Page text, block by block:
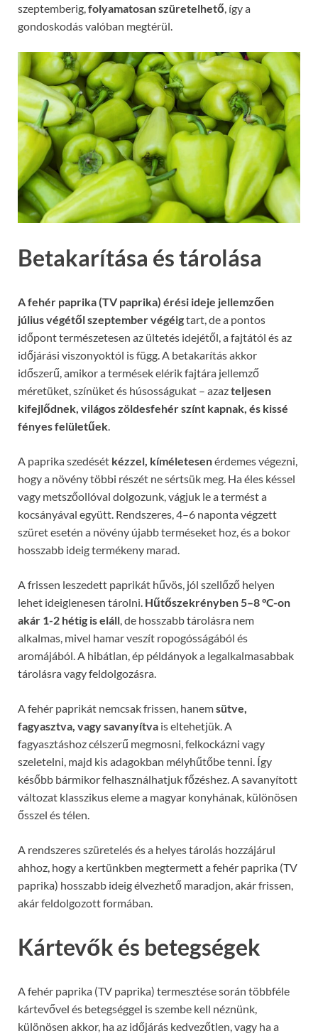
szeptemberig, folyamatosan szüretelhető , így a
gondoskodás valóban megtérül.
Betakarítása és tárolása
A fehér paprika (TV paprika) érési ideje jellemzően
július végétől szeptember végéigtart, de a pontos
időpont természetesen az ültetés idejétől, a fajtától és az
időjárási viszonyoktól is függ. A betakarítás akkor
időszerű, amikor a termések elérik fajtára jellemző
méretüket, színüket és húsosságukat – azazteljesen
kifejlődnek, világos zöldesfehér színt kapnak, és kissé
fényes felületűek.
A paprika szedését kézzel, kíméletesenérdemes végezni,
hogy a növény többi részét ne sértsük meg. Ha éles késsel
vagy metszőollóval dolgozunk, vágjuk le a termést a
kocsányával együtt. Rendszeres, 4–6 naponta végzett
szüret esetén a növény újabb terméseket hoz, és a bokor
hosszabb ideig termékeny marad.
A frissen leszedett paprikát hűvös, jól szellőző helyen
lehet ideiglenesen tárolni. Hűtőszekrényben 5–8 °C-on
akár 1-2 hétig is eláll, de hosszabb tárolásra nem
alkalmas, mivel hamar veszít ropogósságából és
aromájából. A hibátlan, ép példányok a legalkalmasabbak
tárolásra vagy feldolgozásra.
A fehér paprikát nemcsak frissen, hanemsütve,
fagyasztva, vagy savanyítva is eltehetjük. A
fagyasztáshoz célszerű megmosni, felkockázni vagy
szeletelni, majd kis adagokban mélyhűtőbe tenni. Így
később bármikor felhasználhatjuk főzéshez. A savanyított
változat klasszikus eleme a magyar konyhának, különösen
ősszel és télen.
A rendszeres szüretelés és a helyes tárolás hozzájárul
ahhoz, hogy a kertünkben megtermett a fehér paprika (TV
paprika) hosszabb ideig élvezhető maradjon, akár frissen,
akár feldolgozott formában.
Kártevők és betegségek
A fehér paprika (TV paprika) termesztése során többféle
kártevővel és betegséggel is szembe kell néznünk,
különösen akkor, ha az időjárás kedvezőtlen, vagy ha a